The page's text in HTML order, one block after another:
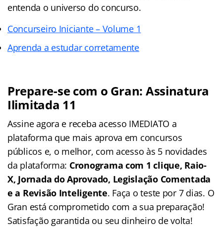
entenda o universo do concurso.
Concurseiro Iniciante – Volume 1
Aprenda a estudar corretamente
Prepare-se com o Gran: Assinatura
Ilimitada 11
Assine agora e receba acesso IMEDIATO a
plataforma que mais aprova em concursos
públicos e, o melhor, com acesso às 5 novidades
da plataforma: Cronograma com 1 clique, Raio-
X, Jornada do Aprovado, Legislação Comentada
e a Revisão Inteligente. Faça o teste por 7 dias. O
Gran está comprometido com a sua preparação!
Satisfação garantida ou seu dinheiro de volta!